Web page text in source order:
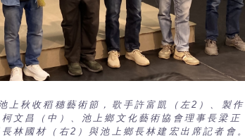
上秋收稻穗藝術節，歌手許富凱（左2）、製作
文昌（中）、池上鄉文化藝術協會理事長梁正
林國材（右2）與池上鄉長林建宏出席記者會。